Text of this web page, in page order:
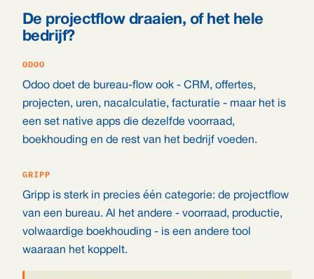
De projectflow draaien, of het hele
bedrijf?
ODOO
Odoo doet de bureau-flow ook - CRM, offertes,
projecten, uren, nacalculatie, facturatie - maar het is
een set native apps die dezelfde voorraad,
boekhouding en de rest van het bedrijf voeden.
GRIPP
Gripp is sterk in precies één categorie: de projectflow
van een bureau. Al het andere - voorraad, productie,
volwaardige boekhouding - is een andere tool
waaraan het koppelt.